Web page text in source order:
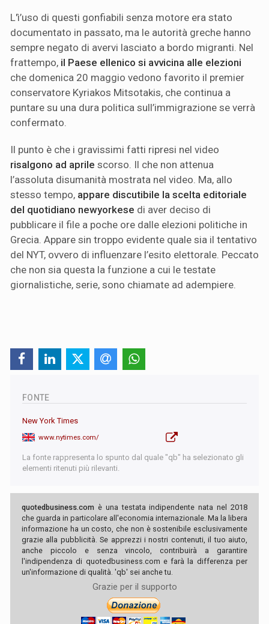
L'ì’uso di questi gonfiabili senza motore era stato
documentato in passato, ma le autorità greche hanno
sempre negato di avervi lasciato a bordo migranti. Nel
frattempo, il Paese ellenico si avvicina alle elezioni
che domenica 20 maggio vedono favorito il premier
conservatore Kyriakos Mitsotakis, che continua a
puntare su una dura politica sull’immigrazione se verrà
confermato.
Il punto è che i gravissimi fatti ripresi nel video
risalgono ad aprile scorso. Il che non attenua
l’assoluta disumanità mostrata nel video. Ma, allo
stesso tempo, appare discutibile la scelta editoriale
del quotidiano newyorkese di aver deciso di
pubblicare il file a poche ore dalle elezioni politiche in
Grecia. Appare sin troppo evidente quale sia il tentativo
del NYT, ovvero di influenzare l’esito elettorale. Peccato
che non sia questa la funzione a cui le testate
giornalistiche, serie, sono chiamate ad adempiere.
FONTE
New York Times
www.nytimes.com/
La fonte rappresenta lo spunto dal quale "qb" ha selezionato gli
elementi ritenuti più rilevanti.
quotedbusiness.com è una testata indipendente nata nel 2018
che guarda in particolare all'economia internazionale. Ma la libera
informazione ha un costo, che non è sostenibile esclusivamente
grazie alla pubblicità. Se apprezzi i nostri contenuti, il tuo aiuto,
anche piccolo e senza vincolo, contribuirà a garantire
l'indipendenza di quotedbusiness.com e farà la differenza per
un'informazione di qualità. 'qb' sei anche tu.
Grazie per il supporto